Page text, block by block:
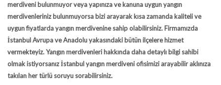
merdiveni bulunmuyor veya yapınıza ve kanuna uygun yangın
merdivenleriniz bulunmuyorsa bizi arayarak kısa zamanda kaliteli ve
uygun fiyatlarda yangın merdivenine sahip olabilirsiniz. Firmamızda
İstanbul Avrupa ve Anadolu yakasındaki bütün ilçelere hizmet
vermekteyiz. Yangın merdivenleri hakkında daha detaylı bilgi sahibi
olmak istiyorsanızİstanbul yangın merdiveniofisimizi arayabilir aklınıza
takılan her türlü soruyu sorabilirsiniz.